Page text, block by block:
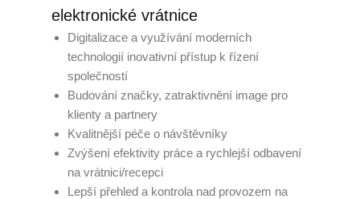
Garance kvality
Volná místa
Informace dle zákona č.
90/2012 Sb.
Tiskové centrum
elektronické vrátnice
Digitalizace a využívání moderních
technologií inovativní přístup k řízení
společností
Budování značky, zatraktivnění image pro
klienty a partnery
Kvalitnější péče o návštěvníky
Zvýšení efektivity práce a rychlejší odbavení
na vrátnici/recepci
Lepší přehled a kontrola nad provozem na